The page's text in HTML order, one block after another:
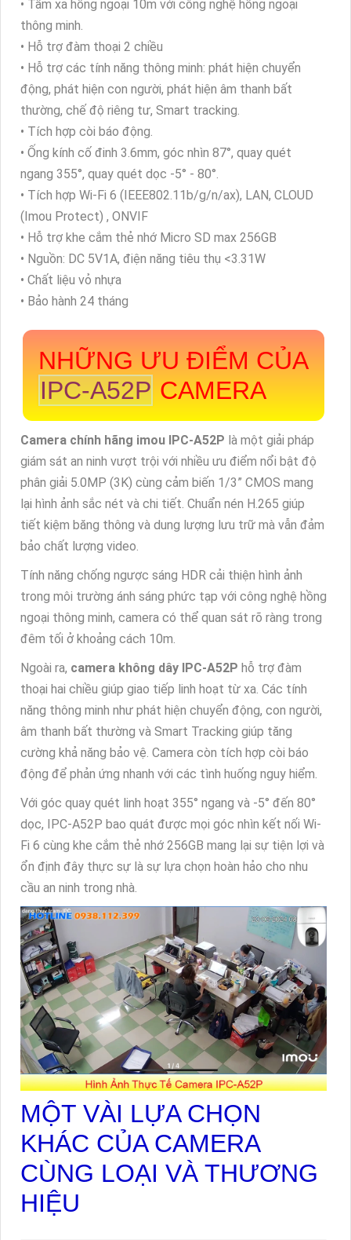
• Tầm xa hồng ngoại 10m với công nghệ hồng ngoại
thông minh.
• Hỗ trợ đàm thoại 2 chiều
• Hỗ trợ các tính năng thông minh: phát hiện chuyển
động, phát hiện con người, phát hiện âm thanh bất
thường, chế độ riêng tư, Smart tracking.
• Tích hợp còi báo động.
• Ống kính cố đinh 3.6mm, góc nhìn 87°, quay quét
ngang 355°, quay quét dọc -5° - 80°.
• Tích hợp Wi-Fi 6 (IEEE802.11b/g/n/ax), LAN, CLOUD
(Imou Protect) , ONVIF
• Hỗ trợ khe cắm thẻ nhớ Micro SD max 256GB
• Nguồn: DC 5V1A, điện năng tiêu thụ <3.31W
• Chất liệu vỏ nhựa
• Bảo hành 24 tháng
NHỮNG ƯU ĐIỂM CỦA
IPC-A52P CAMERA
Camera chính hãng imou IPC-A52P là một giải pháp
giám sát an ninh vượt trội với nhiều ưu điểm nổi bật độ
phân giải 5.0MP (3K) cùng cảm biến 1/3” CMOS mang
lại hình ảnh sắc nét và chi tiết. Chuẩn nén H.265 giúp
tiết kiệm băng thông và dung lượng lưu trữ mà vẫn đảm
bảo chất lượng video.
Tính năng chống ngược sáng HDR cải thiện hình ảnh
trong môi trường ánh sáng phức tạp với công nghệ hồng
ngoại thông minh, camera có thể quan sát rõ ràng trong
đêm tối ở khoảng cách 10m.
Ngoài ra, camera không dây IPC-A52P hỗ trợ đàm
thoại hai chiều giúp giao tiếp linh hoạt từ xa. Các tính
năng thông minh như phát hiện chuyển động, con người,
âm thanh bất thường và Smart Tracking giúp tăng
cường khả năng bảo vệ. Camera còn tích hợp còi báo
động để phản ứng nhanh với các tình huống nguy hiểm.
Với góc quay quét linh hoạt 355° ngang và -5° đến 80°
dọc, IPC-A52P bao quát được mọi góc nhìn kết nối Wi-
Fi 6 cùng khe cắm thẻ nhớ 256GB mang lại sự tiện lợi và
ổn định đây thực sự là sự lựa chọn hoàn hảo cho nhu
cầu an ninh trong nhà.
MỘT VÀI LỰA CHỌN
KHÁC CỦA CAMERA
CÙNG LOẠI VÀ THƯƠNG
HIỆU